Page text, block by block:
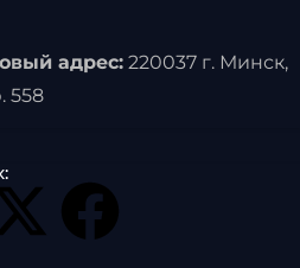
адрес:220037 г. Минск,
558